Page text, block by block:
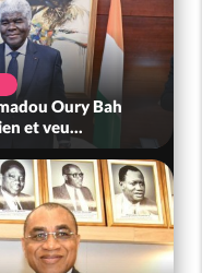
Oury Bah
et veu...